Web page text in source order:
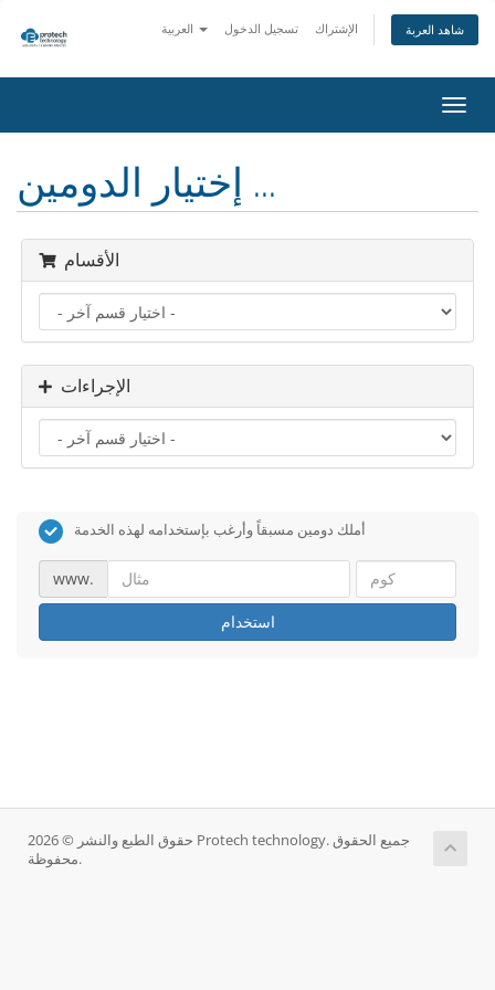
تسجيل الدخول الإشتراك شاهد العربة
تبديل
التنقل
إختيار الدومين ...
الأقسام
الإجراءات
أملك دومين مسبقاً وأرغب بإستخدامه لهذه الخدمة
www.
استخدام
حقوق الطبع والنشر © 2026 Protech technology. جميع الحقوق
محفوظة.